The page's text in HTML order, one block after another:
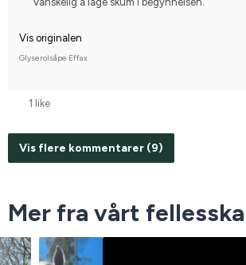
Vis originalen
Glyserolsåpe Effax
1 like
Vis flere kommentarer (9)
Mer fra vårt